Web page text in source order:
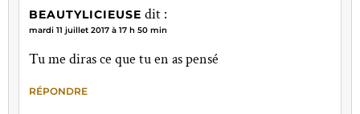
BEAUTYLICIEUSE dit :
mardi 11 juillet 2017 à 17 h 50 min
Tu me diras ce que tu en as pensé
RÉPONDRE